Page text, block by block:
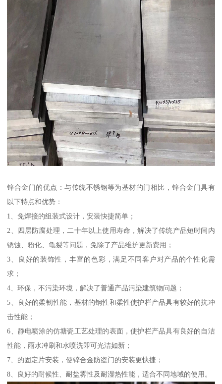
锌合金门的优点：与传统不锈钢等为基材的门相比，锌合金门具有
以下特点和优势：
1、免焊接的组装式设计，安装快捷简单；
2、四层防腐处理，二十年以上使用寿命，解决了传统产品短时间内
锈蚀、粉化、龟裂等问题，免除了产品维护更新费用；
3、良好的装饰性，丰富的色彩，满足不同客户对产品的个性化需
求；
4、环保，不污染环境，解决了普通产品污染建筑物问题；
5、良好的柔韧性能，基材的钢性和柔性使护栏产品具有较好的抗冲
击性能；
6、静电喷涂的仿塘瓷工艺处理的表面，使护栏产品具有良好的自洁
性能，雨水冲刷和水喷洗即可光洁如新；
7、的固定片安装，使锌合金防盗门的安装更快捷；
8、良好的耐候性、耐盐雾性及耐湿热性能，适合不同地域的使用。